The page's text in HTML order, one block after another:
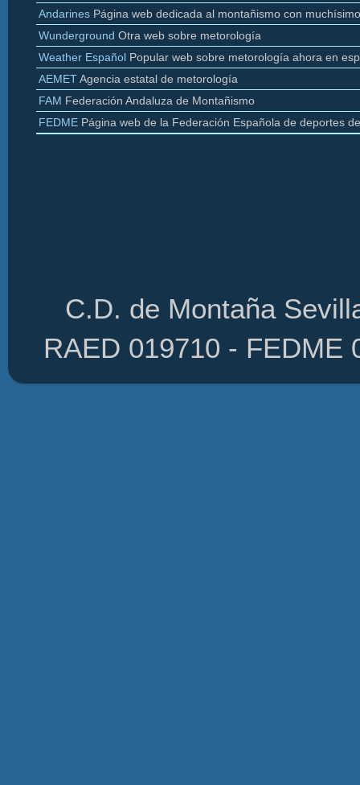
Andarines Página web dedicada al montañismo con
Wunderground Otra web sobre metorología
Weather Español Popular web sobre metorología ahora en
AEMETAgencia estatal de metorología
FAM Federación Andaluza de Montañismo
FEDME Página web de la Federación Española de deportes
C.D. de Montaña
RAED 019710 -